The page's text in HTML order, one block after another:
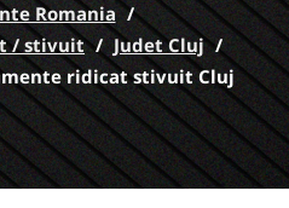
Romania /
/ stivuit / Judet Cluj /
ridicat stivuit Cluj